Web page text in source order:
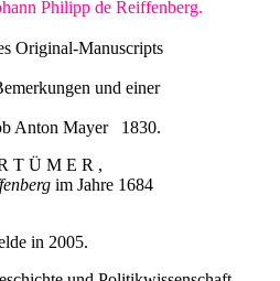
Philipp de Reiffenberg.
Original-Manuscripts
und einer
Anton Mayer 1830.
T Ü M E R ,
im Jahre 1684
in 2005.